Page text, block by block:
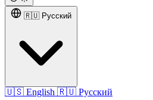
🇷🇺 Русский
🇺🇸 English 🇷🇺 Русский